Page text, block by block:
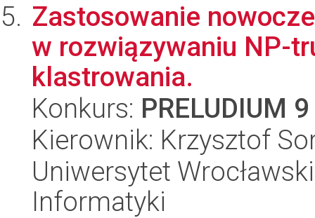
Zastosowanie
w rozwiązywaniu NP-
klastrowania.
Konkurs: PRELUDIUM 9
Kierownik: Krzysztof
Uniwersytet
Informatyki